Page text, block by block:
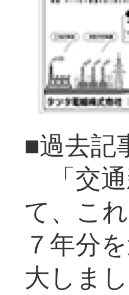
■過去
「交
て、こ
７年分
大